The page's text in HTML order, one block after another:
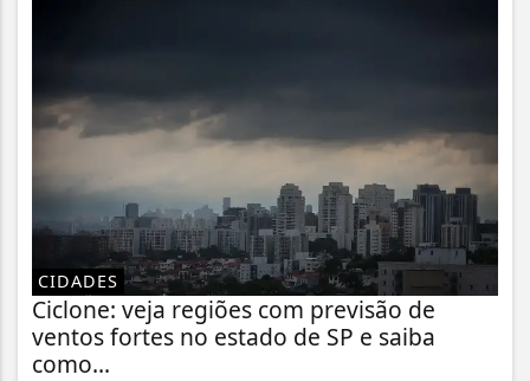
CIDADES
Ciclone: veja regiões com previsão de
ventos fortes no estado de SP e saiba
como...